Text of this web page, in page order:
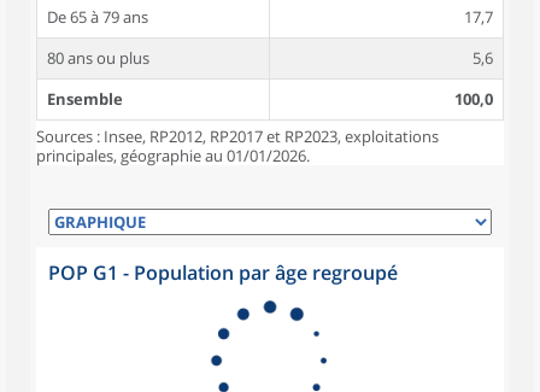
De 65 à 79 ans
17,7
80 ans ou plus
5,6
Ensemble
100,0
Sources : Insee, RP2012, RP2017 et RP2023, exploitations
principales, géographie au 01/01/2026.
POP G1 - Population par âge regroupé